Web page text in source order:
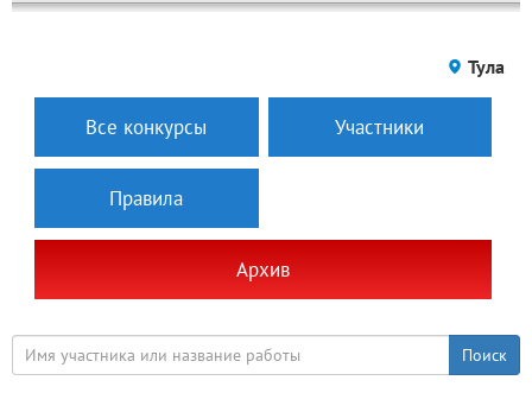
Тула
Все конкурсы Участники
Правила
Архив